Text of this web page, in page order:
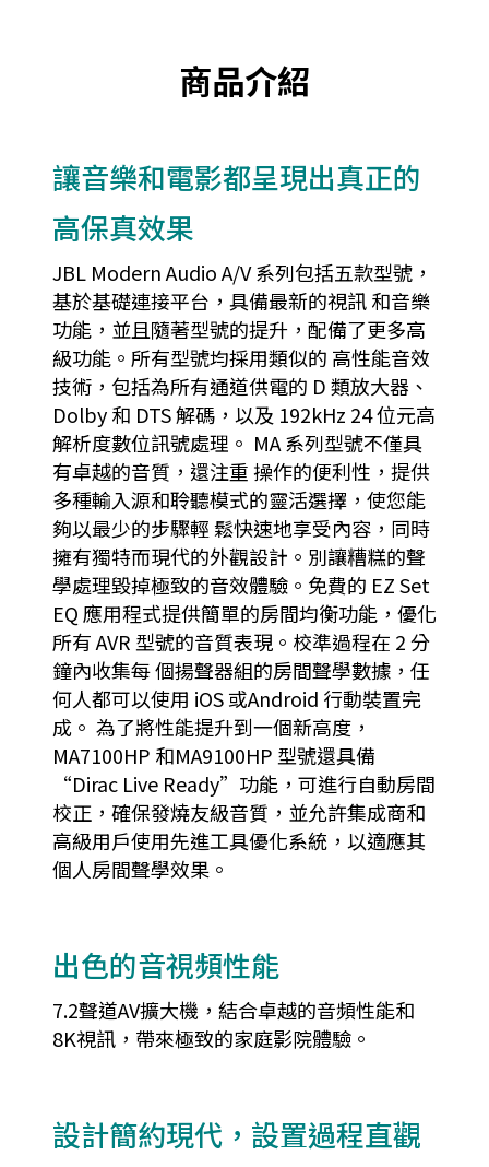
商品介紹
讓音樂和電影都呈現出真正的
高保真效果
JBL Modern Audio A/V 系列包括五款型號，
基於基礎連接平台，具備最新的視訊 和音樂
功能，並且隨著型號的提升，配備了更多高
級功能。所有型號均採用類似的 高性能音效
技術，包括為所有通道供電的 D 類放大器、
Dolby 和 DTS 解碼，以及 192kHz 24 位元高
解析度數位訊號處理。 MA 系列型號不僅具
有卓越的音質，還注重 操作的便利性，提供
多種輸入源和聆聽模式的靈活選擇，使您能
夠以最少的步驟輕 鬆快速地享受內容，同時
擁有獨特而現代的外觀設計。別讓糟糕的聲
學處理毀掉極致的音效體驗。免費的 EZ Set
EQ 應用程式提供簡單的房間均衡功能，優化
所有 AVR 型號的音質表現。校準過程在 2 分
鐘內收集每 個揚聲器組的房間聲學數據，任
何人都可以使用 iOS 或Android 行動裝置完
成。 為了將性能提升到一個新高度，
MA7100HP 和MA9100HP 型號還具備
“Dirac Live Ready”功能，可進行自動房間
校正，確保發燒友級音質，並允許集成商和
高級用戶使用先進工具優化系統，以適應其
個人房間聲學效果。
出色的音視頻性能
7.2聲道AV擴大機，結合卓越的音頻性能和
8K視訊，帶來極致的家庭影院體驗。
設計簡約現代，設置過程直觀